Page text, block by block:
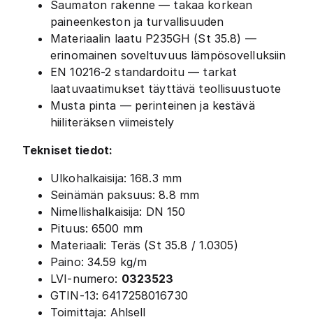
Saumaton rakenne — takaa korkean
paineenkeston ja turvallisuuden
Materiaalin laatu P235GH (St 35.8) —
erinomainen soveltuvuus lämpösovelluksiin
EN 10216-2 standardoitu — tarkat
laatuvaatimukset täyttävä teollisuustuote
Musta pinta — perinteinen ja kestävä
hiiliteräksen viimeistely
Tekniset tiedot:
Ulkohalkaisija: 168.3 mm
Seinämän paksuus: 8.8 mm
Nimellishalkaisija: DN 150
Pituus: 6500 mm
Materiaali: Teräs (St 35.8 / 1.0305)
Paino: 34.59 kg/m
LVI-numero: 0323523
GTIN-13: 6417258016730
Toimittaja: Ahlsell